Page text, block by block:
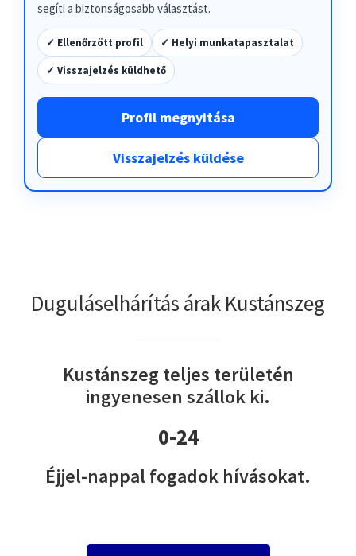
segíti a biztonságosabb választást.
✓ Ellenőrzött profil ✓ Helyi munkatapasztalat
✓ Visszajelzés küldhető
Profil megnyitása
Visszajelzés küldése
Duguláselhárítás árak Kustánszeg
Kustánszeg teljes területén
ingyenesen szállok ki.
0-24
Éjjel-nappal fogadok hívásokat.